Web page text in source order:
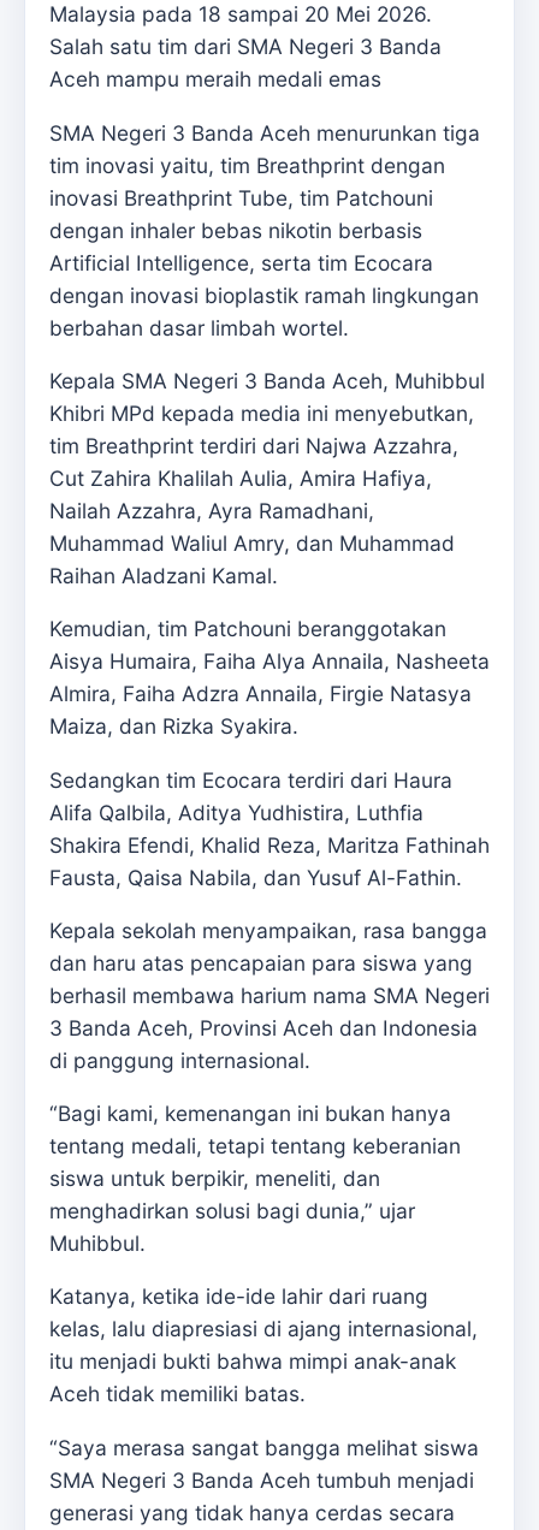
Malaysia pada 18 sampai 20 Mei 2026.
Salah satu tim dari SMA Negeri 3 Banda
Aceh mampu meraih medali emas
SMA Negeri 3 Banda Aceh menurunkan tiga
tim inovasi yaitu, tim Breathprint dengan
inovasi Breathprint Tube, tim Patchouni
dengan inhaler bebas nikotin berbasis
Artificial Intelligence, serta tim Ecocara
dengan inovasi bioplastik ramah lingkungan
berbahan dasar limbah wortel.
Kepala SMA Negeri 3 Banda Aceh, Muhibbul
Khibri MPd kepada media ini menyebutkan,
tim Breathprint terdiri dari Najwa Azzahra,
Cut Zahira Khalilah Aulia, Amira Hafiya,
Nailah Azzahra, Ayra Ramadhani,
Muhammad Waliul Amry, dan Muhammad
Raihan Aladzani Kamal.
Kemudian, tim Patchouni beranggotakan
Aisya Humaira, Faiha Alya Annaila, Nasheeta
Almira, Faiha Adzra Annaila, Firgie Natasya
Maiza, dan Rizka Syakira.
Sedangkan tim Ecocara terdiri dari Haura
Alifa Qalbila, Aditya Yudhistira, Luthfia
Shakira Efendi, Khalid Reza, Maritza Fathinah
Fausta, Qaisa Nabila, dan Yusuf Al-Fathin.
Kepala sekolah menyampaikan, rasa bangga
dan haru atas pencapaian para siswa yang
berhasil membawa harium nama SMA Negeri
3 Banda Aceh, Provinsi Aceh dan Indonesia
di panggung internasional.
“Bagi kami, kemenangan ini bukan hanya
tentang medali, tetapi tentang keberanian
siswa untuk berpikir, meneliti, dan
menghadirkan solusi bagi dunia,” ujar
Muhibbul.
Katanya, ketika ide-ide lahir dari ruang
kelas, lalu diapresiasi di ajang internasional,
itu menjadi bukti bahwa mimpi anak-anak
Aceh tidak memiliki batas.
“Saya merasa sangat bangga melihat siswa
SMA Negeri 3 Banda Aceh tumbuh menjadi
generasi yang tidak hanya cerdas secara